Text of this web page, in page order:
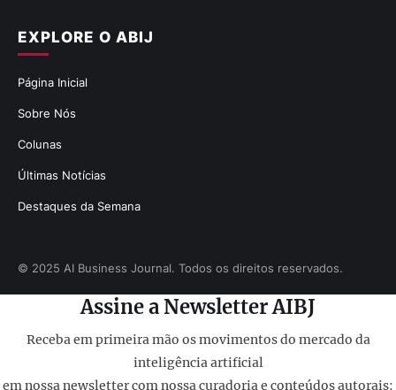
EXPLORE O ABIJ
Página Inicial
Sobre Nós
Colunas
Últimas Notícias
Destaques da Semana
© 2025 AI Business Journal. Todos os direitos reservados.
Assine a Newsletter AIBJ
Receba em primeira mão os movimentos do mercado da
inteligência artificial
em nossa newsletter com nossa curadoria e conteúdos autorais: